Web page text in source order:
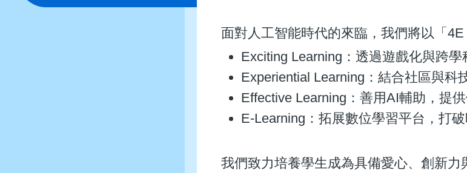
面對人工智能時代的來臨，我們將以「
Exciting Learning：透過遊戲化與跨學
Experiential Learning：結合社區與科
Effective Learning：善用AI輔助，提
E-Learning：拓展數位學習平台，打
我們致力培養學生成為具備愛心、創新